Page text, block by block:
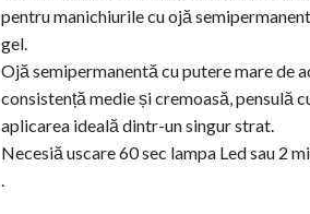
pentru manichiurile cu ojă
gel.
Ojă semipermanentă cu putere mare de
consistență medie și cremoasă, pensulă
aplicarea ideală dintr-un singur strat.
Necesiă uscare 60 sec lampa Led sau 2